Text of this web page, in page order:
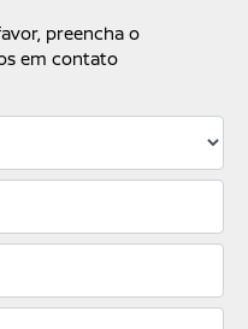
preencha o
em contato